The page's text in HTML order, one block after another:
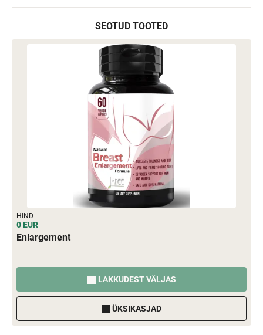
SEOTUD TOOTED
HIND
0 EUR
Enlargement
LAKKUDEST VÄLJAS
ÜKSIKASJAD